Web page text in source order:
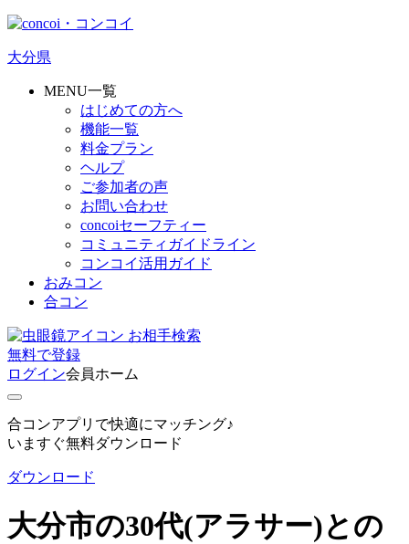
大分県
MENU一覧
はじめての方へ
機能一覧
料金プラン
ヘルプ
ご参加者の声
お問い合わせ
concoiセーフティー
コミュニティガイドライン
コンコイ活用ガイド
おみコン
合コン
お相手検索
無料で登録
ログイン会員ホーム
合コンアプリで快適にマッチング♪
いますぐ無料ダウンロード
ダウンロード
大分市の30代(アラサー)との